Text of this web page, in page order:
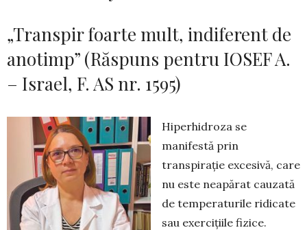
„Transpir foarte mult, indiferent de
anotimp” (Răspuns pentru IOSEF A.
– Israel, F. AS nr. 1595)
Hiperhidroza se
manifestă prin
transpirație ex­ce­sivă, care
nu este neapărat cauzată
de tempe­ra­tu­rile ridicate
sau exer­ci­țiile fizice.